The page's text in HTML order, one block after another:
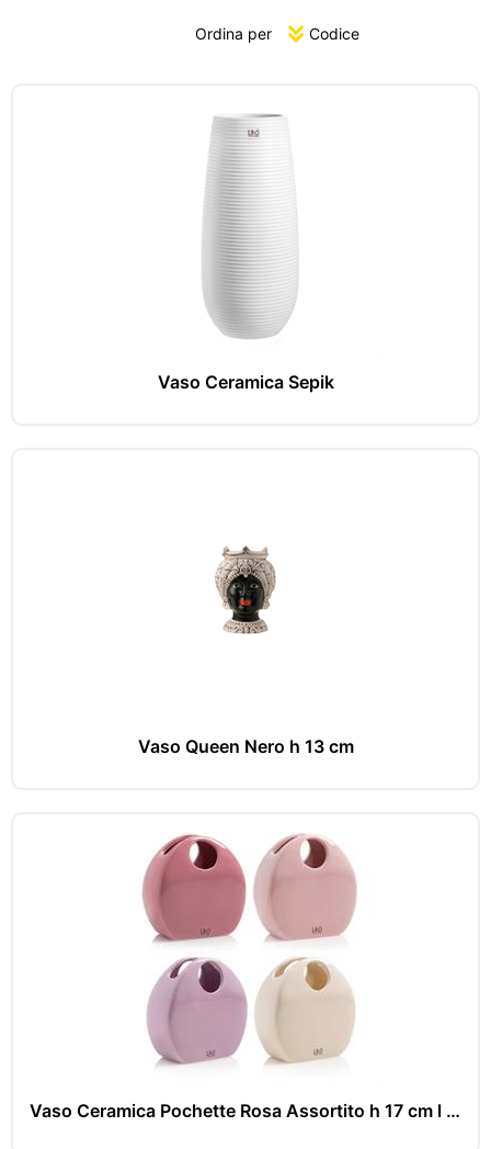
Ordina per
Vaso Ceramica Sepik
Vaso Queen Nero h 13 cm
Vaso Ceramica Pochette Rosa Assortito h 17 cm l 17x8 cm